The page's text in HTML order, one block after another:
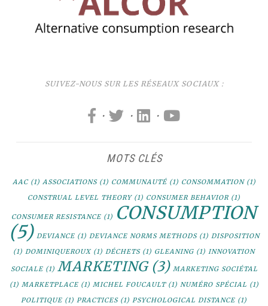
SUIVEZ-NOUS SUR LES RÉSEAUX SOCIAUX :
· · ·
MOTS CLÉS
AAC(1) ASSOCIATIONS(1) COMMUNAUTÉ(1) CONSOMMATION(1)
CONSTRUAL LEVEL THEORY(1) CONSUMER BEHAVIOR (1)
CONSUMER RESISTANCE (1)
CONSUMPTION
(5) DEVIANCE(1) DEVIANCE NORMS METHODS(1) DISPOSITION
(1) DOMINIQUEROUX(1) DÉCHETS(1) GLEANING (1) INNOVATION
SOCIALE(1) MARKETING(3) MARKETING SOCIÉTAL
(1) MARKETPLACE(1) MICHEL FOUCAULT(1) NUMÉRO SPÉCIAL (1)
POLITIQUE (1) PRACTICES(1) PSYCHOLOGICAL DISTANCE (1)